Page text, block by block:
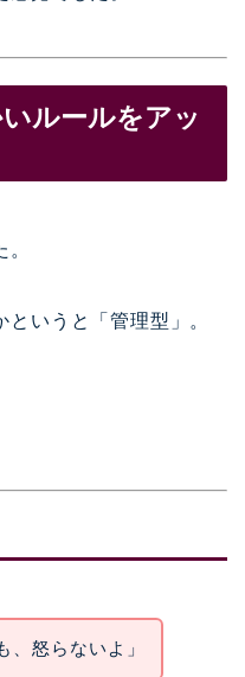
ルールをアッ
いうと「管理型」。
、怒らないよ」